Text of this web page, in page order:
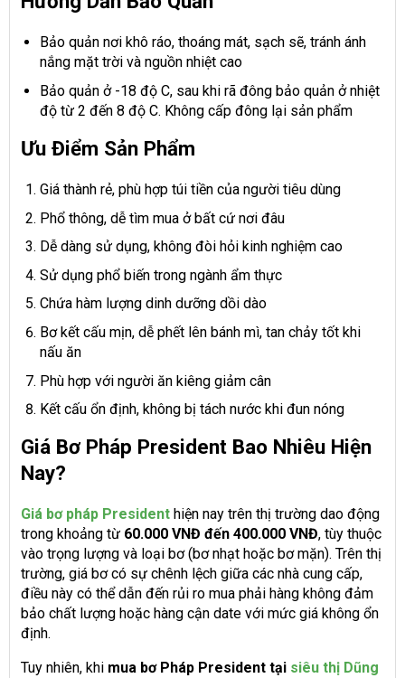
Bảo quản nơi khô ráo, thoáng mát, sạch sẽ, tránh ánh
nắng mặt trời và nguồn nhiệt cao
Bảo quản ở -18 độ C, sau khi rã đông bảo quản ở nhiệt
độ từ 2 đến 8 độ C. Không cấp đông lại sản phẩm
Ưu Điểm Sản Phẩm
Giá thành rẻ, phù hợp túi tiền của người tiêu dùng
Phổ thông, dễ tìm mua ở bất cứ nơi đâu
Dễ dàng sử dụng, không đòi hỏi kinh nghiệm cao
Sử dụng phổ biến trong ngành ẩm thực
Chứa hàm lượng dinh dưỡng dồi dào
Bơ kết cấu mịn, dễ phết lên bánh mì, tan chảy tốt khi
nấu ăn
Phù hợp với người ăn kiêng giảm cân
Kết cấu ổn định, không bị tách nước khi đun nóng
Giá Bơ Pháp President Bao Nhiêu Hiện
Nay?
Giá bơ pháp President hiện nay trên thị trường dao động
trong khoảng từ 60.000 VNĐ đến 400.000 VNĐ, tùy thuộc
vào trọng lượng và loại bơ (bơ nhạt hoặc bơ mặn). Trên thị
trường, giá bơ có sự chênh lệch giữa các nhà cung cấp,
điều này có thể dẫn đến rủi ro mua phải hàng không đảm
bảo chất lượng hoặc hàng cận date với mức giá không ổn
định.
Tuy nhiên, khi mua bơ Pháp President tại siêu thị Dũng